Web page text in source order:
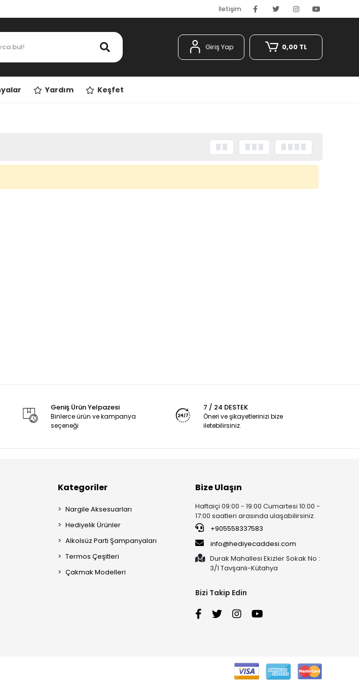
İletişim
Giriş Yap 0,00 TL
Yardım Keşfet
Geniş Ürün Yelpazesi
Binlerce ürün ve kampanya
seçeneği
7 / 24 DESTEK
Öneri ve şikayetlerinizi bize
iletebilirsiniz.
Kategoriler
Nargile Aksesuarları
Hediyelik Ürünler
Alkolsüz Parti Şampanyaları
Termos Çeşitleri
Çakmak Modelleri
Bize Ulaşın
Haftaiçi 09:00 - 19:00 Cumartesi 10:00 -
17:00 saatleri arasında ulaşabilirsiniz.
+905558337583
info@hediyecaddesi.com
Durak Mahallesi Ekizler Sokak No :
3/1 Tavşanlı-Kütahya
Bizi Takip Edin